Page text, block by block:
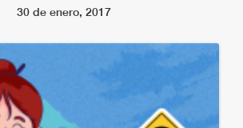
30 de enero, 2017